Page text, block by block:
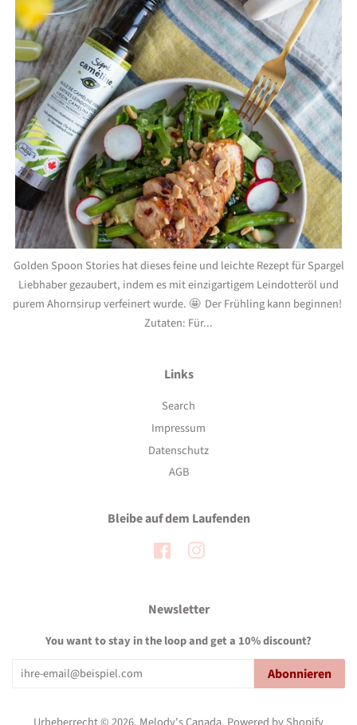
Golden Spoon Stories hat dieses feine und leichte Rezept für Spargel
Liebhaber gezaubert, indem es mit einzigartigem Leindotteröl und
purem Ahornsirup verfeinert wurde. 🤩 Der Frühling kann beginnen!
Zutaten: Für...
Links
Search
Impressum
Datenschutz
AGB
Bleibe auf dem Laufenden
FacebookInstagram
Newsletter
You want to stay in the loop and get a 10% discount?
Abonnieren